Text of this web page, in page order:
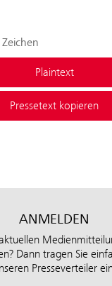
Plaintext
Pressetext kopieren
ANMELDEN
Dann tragen Sie
Presseverteiler